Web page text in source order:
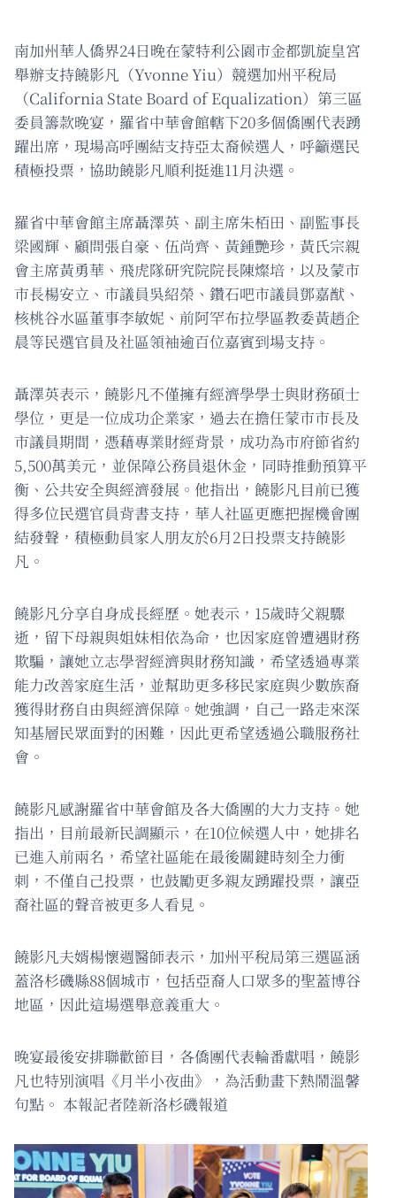
南加州華人僑界24日晚在蒙特利公園市金都凱旋皇宮
舉辦支持饒影凡（Yvonne Yiu）競選加州平稅局
（California State Board of Equalization）第三區
委員籌款晚宴，羅省中華會館轄下20多個僑團代表踴
躍出席，現場高呼團結支持亞太裔候選人，呼籲選民
積極投票，協助饒影凡順利挺進11月決選。
羅省中華會館主席聶澤英、副主席朱栢田、副監事長
梁國輝、顧問張自豪、伍尚齊、黃鍾艷珍，黃氏宗親
會主席黃勇華、飛虎隊研究院院長陳燦培，以及蒙市
市長楊安立、市議員吳紹榮、鑽石吧市議員鄧嘉猷、
核桃谷水區董事李敏妮、前阿罕布拉學區教委黃趙企
晨等民選官員及社區領袖逾百位嘉賓到場支持。
聶澤英表示，饒影凡不僅擁有經濟學學士與財務碩士
學位，更是一位成功企業家，過去在擔任蒙市市長及
市議員期間，憑藉專業財經背景，成功為市府節省約
5,500萬美元，並保障公務員退休金，同時推動預算平
衡、公共安全與經濟發展。他指出，饒影凡目前已獲
得多位民選官員背書支持，華人社區更應把握機會團
結發聲，積極動員家人朋友於6月2日投票支持饒影
凡。
饒影凡分享自身成長經歷。她表示，15歲時父親驟
逝，留下母親與姐妹相依為命，也因家庭曾遭遇財務
欺騙，讓她立志學習經濟與財務知識，希望透過專業
能力改善家庭生活，並幫助更多移民家庭與少數族裔
獲得財務自由與經濟保障。她強調，自己一路走來深
知基層民眾面對的困難，因此更希望透過公職服務社
會。
饒影凡感謝羅省中華會館及各大僑團的大力支持。她
指出，目前最新民調顯示，在10位候選人中，她排名
已進入前兩名，希望社區能在最後關鍵時刻全力衝
刺，不僅自己投票，也鼓勵更多親友踴躍投票，讓亞
裔社區的聲音被更多人看見。
饒影凡夫婿楊懷週醫師表示，加州平稅局第三選區涵
蓋洛杉磯縣88個城市，包括亞裔人口眾多的聖蓋博谷
地區，因此這場選舉意義重大。
晚宴最後安排聯歡節目，各僑團代表輪番獻唱，饒影
凡也特別演唱《月半小夜曲》，為活動畫下熱鬧溫馨
句點。 本報記者陸新洛杉磯報道